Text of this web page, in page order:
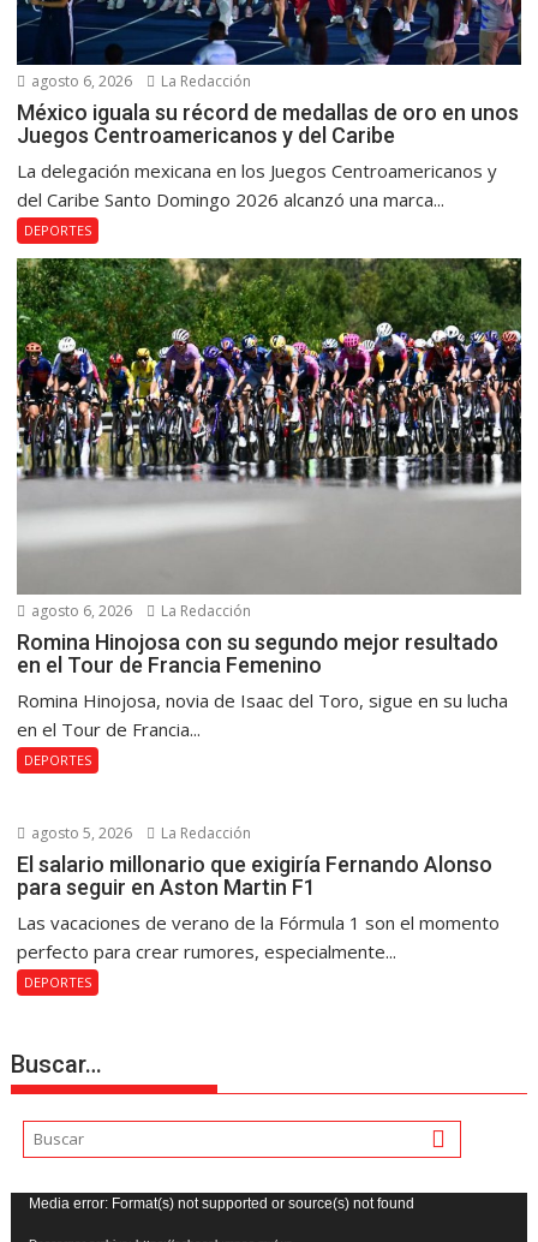
agosto 6, 2026 La Redacción
México iguala su récord de medallas de oro en unos
Juegos Centroamericanos y del Caribe
La delegación mexicana en los Juegos Centroamericanos y
del Caribe Santo Domingo 2026 alcanzó una marca...
DEPORTES
agosto 6, 2026 La Redacción
Romina Hinojosa con su segundo mejor resultado
en el Tour de Francia Femenino
Romina Hinojosa, novia de Isaac del Toro, sigue en su lucha
en el Tour de Francia...
DEPORTES
agosto 5, 2026 La Redacción
El salario millonario que exigiría Fernando Alonso
para seguir en Aston Martin F1
Las vacaciones de verano de la Fórmula 1 son el momento
perfecto para crear rumores, especialmente...
DEPORTES
Buscar…
Reproductor
de
Media error: Format(s) not supported or source(s) not found